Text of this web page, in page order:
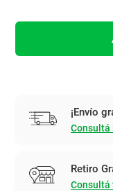
¡Envío
Consultá
Retiro
Consultá